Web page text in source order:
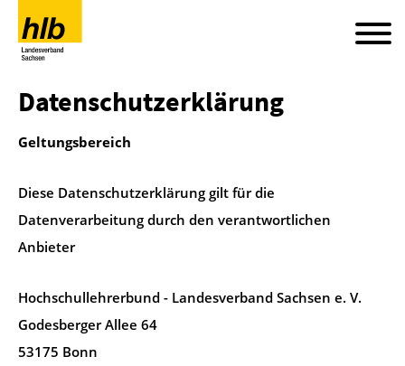
Datenschutzerklärung
Geltungsbereich
Diese Datenschutzerklärung gilt für die
Datenverarbeitung durch den verantwortlichen
Anbieter
Hochschullehrerbund - Landesverband Sachsen e. V.
Godesberger Allee 64
53175 Bonn